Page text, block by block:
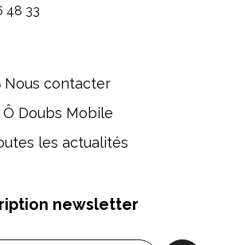
Nous contacter
Ô Doubs Mobile
les actualités
newsletter